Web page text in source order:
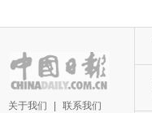
关于我们 联系我们